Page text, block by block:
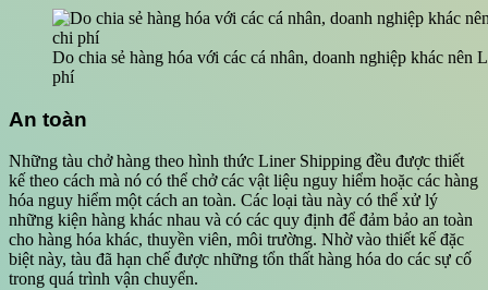
Do chia sẻ hàng hóa với các cá nhân, doanh nghiệp khác nên
phí
An toàn
Những tàu chở hàng theo hình thức Liner Shipping đều được thiết
kế theo cách mà nó có thể chở các vật liệu nguy hiểm hoặc các hàng
hóa nguy hiểm một cách an toàn. Các loại tàu này có thể xử lý
những kiện hàng khác nhau và có các quy định để đảm bảo an toàn
cho hàng hóa khác, thuyền viên, môi trường. Nhờ vào thiết kế đặc
biệt này, tàu đã hạn chế được những tổn thất hàng hóa do các sự cố
trong quá trình vận chuyển.